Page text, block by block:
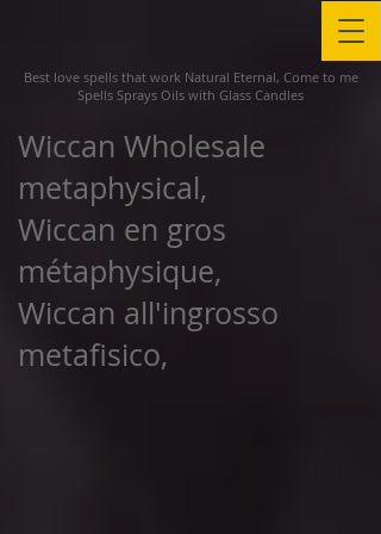
Best love spells that work Natural Eternal, Come to me
Spells Sprays Oils with Glass Candles
Wiccan Wholesale
metaphysical,
Wiccan en gros
métaphysique,
Wiccan all'ingrosso
metafisico,